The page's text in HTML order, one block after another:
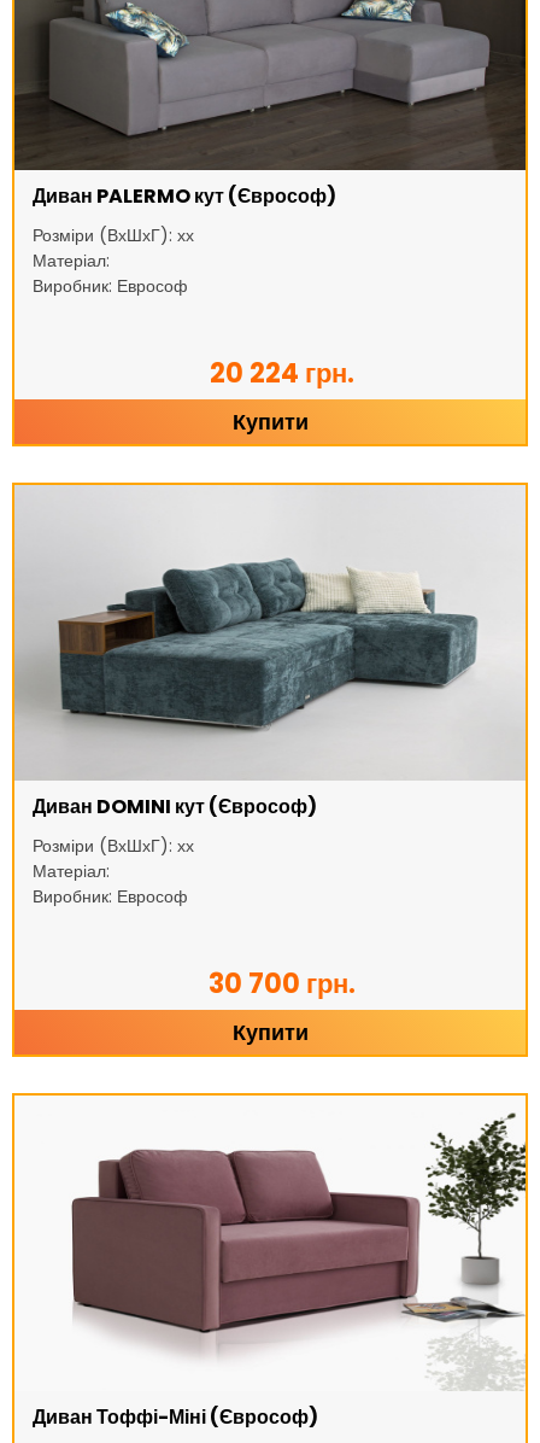
Диван PALERMO кут (Єврософ)
Розміри (ВхШхГ): хх
Матеріал:
Виробник: Еврософ
20 224 грн.
Купити
Диван DOMINI кут (Єврософ)
Розміри (ВхШхГ): хх
Матеріал:
Виробник: Еврософ
30 700 грн.
Купити
Диван Тоффі-Міні (Єврософ)